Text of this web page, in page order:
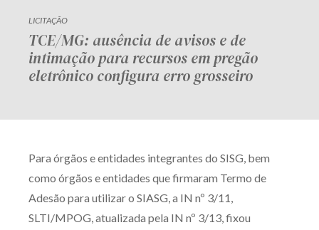
LICITAÇÃO
TCE/MG: ausência de avisos e de
intimação para recursos em pregão
eletrônico configura erro grosseiro
Para órgãos e entidades integrantes do SISG, bem
como órgãos e entidades que firmaram Termo de
Adesão para utilizar o SIASG, a IN nº 3/11,
SLTI/MPOG, atualizada pela IN nº 3/13, fixou